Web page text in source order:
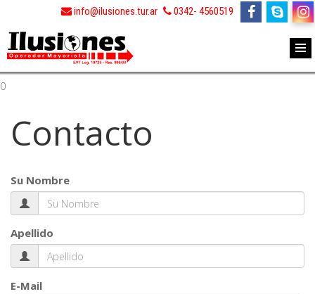
info@ilusiones.tur.ar 0342- 4560519
0
Contacto
Su Nombre
Apellido
E-Mail